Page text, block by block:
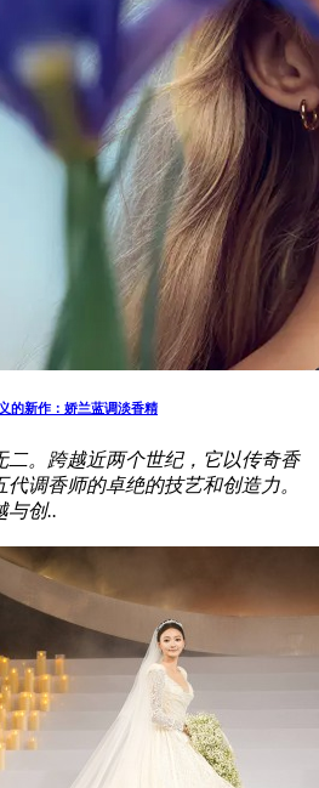
的新作：娇兰蓝调淡香精
二。跨越近两个世纪，它以传奇香
调香师的卓绝的技艺和创造力。
与创..